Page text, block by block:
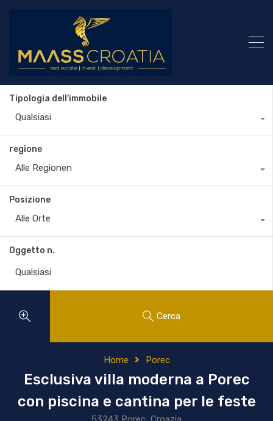
Tipologia dell'immobile
Qualsiasi
regione
Alle Regionen
Posizione
Alle Orte
Oggetto n.
Cerca
Home Porec
Esclusiva villa moderna a Porec
con piscina e cantina per le feste